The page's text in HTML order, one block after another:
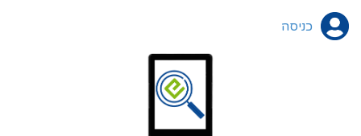
כניסה